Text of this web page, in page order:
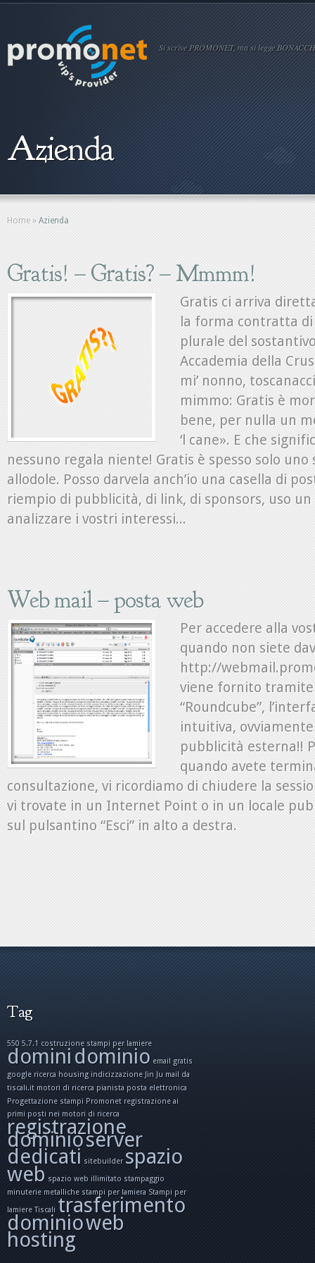
Si scrive PROMONET, ma si legge
Azienda
Home » Azienda
Gratis! – Gratis? – Mmmm!
Gratis ci arriva
la forma contratta
plurale del
Accademia della
mi’ nonno,
mimmo: Gratis è
bene, per nulla un
‘l cane». E che
nessuno regala niente! Gratis è spesso solo
allodole. Posso darvela anch’io una casella di
riempio di pubblicità, di link, di sponsors, uso
analizzare i vostri interessi...
Web mail – posta web
Per accedere alla
quando non siete
http://
viene fornito
“Roundcube”,
intuitiva,
pubblicità esterna!!
quando avete
consultazione, vi ricordiamo di chiudere la
vi trovate in un Internet Point o in un locale
sul pulsantino “Esci” in alto a destra.
Tag
550 5.7.1 costruzione stampi per lamiere
domini dominio email gratis
google ricerca housing indicizzazione Jin Ju mail da
tiscali.it motori di ricerca pianista posta elettronica
Progettazione stampi Promonet registrazione ai
primi posti nei motori di ricerca
registrazione
dominioserver
dedicati sitebuilder spazio
web spazio web illimitato stampaggio
minuterie metalliche stampi per lamiera Stampi per
lamiere Tiscali trasferimento
dominioweb
hosting